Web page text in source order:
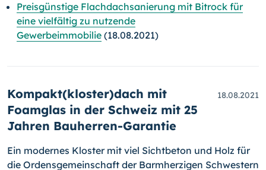
Preisgünstige Flachdachsanierung mit Bitrock für
eine vielfältig zu nutzende
Gewerbeimmobilie (18.08.2021)
Kompakt(kloster)dach mit
Foamglas in der Schweiz mit 25
Jahren Bauherren-Garantie
18.08.2021
Ein modernes Kloster mit viel Sichtbeton und Holz für
die Ordens­ge­mein­schaft der Barmherzigen Schwestern